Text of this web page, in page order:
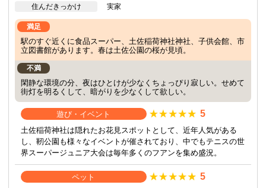
住んだきっかけ
実家
満足
駅のすぐ近くに食品スーパー、土佐稲荷神社神社、子供会館、市
立図書館があります。春は土佐公園の桜が見頃。
不満
閑静な環境の分、夜はひとけが少なくちょっぴり寂しい。せめて
街灯を明るくして、暗がりを少なくして欲しい。
遊び・イベント 5
土佐稲荷神社は隠れたお花見スポットとして、近年人気がある
し、靭公園も様々なイベントが催されており、中でもテニスの世
界スーパージュニア大会は毎年多くのフアンを集め盛況。
ペット 5